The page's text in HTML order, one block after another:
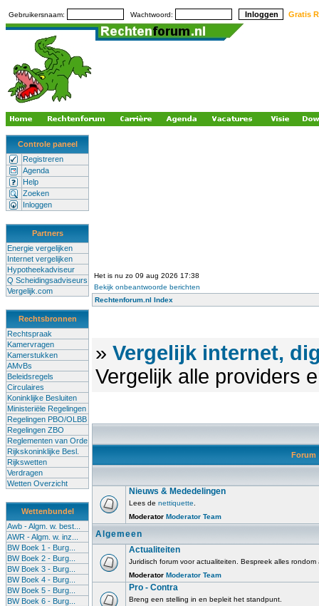
Gebruikersnaam: Wachtwoord: Gratis
Controle paneel
Registreren
Agenda
Help
Zoeken
Inloggen
Partners
Energie vergelijken
Internet vergelijken
Hypotheekadviseur
Q Scheidingsadviseurs
Vergelijk.com
Rechtsbronnen
Rechtspraak
Kamervragen
Kamerstukken
AMvBs
Beleidsregels
Circulaires
Koninklijke Besluiten
Ministeriële Regelingen
Regelingen PBO/OLBB
Regelingen ZBO
Reglementen van Orde
Rijkskoninklijke Besl.
Rijkswetten
Verdragen
Wetten Overzicht
Wettenbundel
Awb - Algm. w. best...
AWR - Algm. w. inz...
BW Boek 1 - Burg...
BW Boek 2 - Burg...
BW Boek 3 - Burg...
BW Boek 4 - Burg...
BW Boek 5 - Burg...
BW Boek 6 - Burg...
Het is nu zo 09 aug 2026 17:38
Bekijk onbeantwoorde berichten
Rechtenforum.nl Index
» Vergelijk internet,
Vergelijk alle providers
Forum
Nieuws & Mededelingen
Lees de nettiquette
Moderator Moderator Team
Algemeen
Actualiteiten
Juridisch forum voor actualiteiten. Bespreek alles
Moderator Moderator Team
Pro - Contra
Breng een stelling in en bepleit het standpunt.